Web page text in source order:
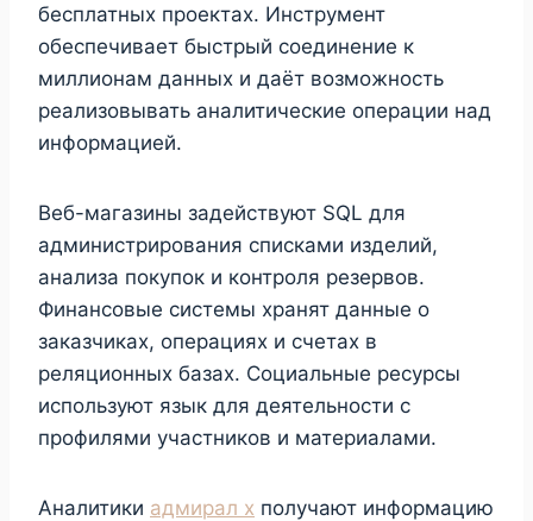
бесплатных проектах. Инструмент
обеспечивает быстрый соединение к
миллионам данных и даёт возможность
реализовывать аналитические операции над
информацией.
Веб-магазины задействуют SQL для
администрирования списками изделий,
анализа покупок и контроля резервов.
Финансовые системы хранят данные о
заказчиках, операциях и счетах в
реляционных базах. Социальные ресурсы
используют язык для деятельности с
профилями участников и материалами.
Аналитики адмирал х получают информацию